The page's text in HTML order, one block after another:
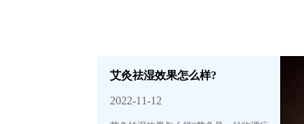
艾灸祛湿效果怎么样?
2022-11-12